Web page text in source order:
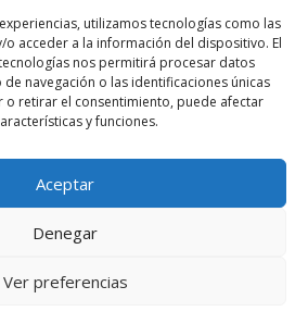
utilizamos tecnologías como las
o acceder a la información del dispositivo. El
nos permitirá procesar datos
navegación o las identificaciones únicas
o retirar el consentimiento, puede afectar
y funciones.
Aceptar
Denegar
Ver preferencias
de Privacidad